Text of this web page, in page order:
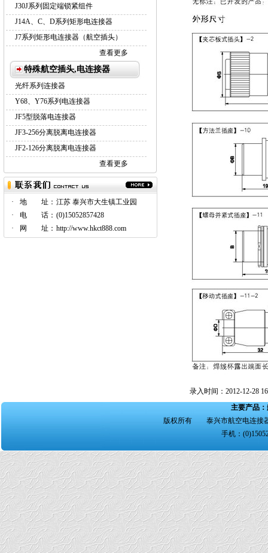
J30J系列固定端锁紧组件
J14A、C、D系列矩形电连接器
J7系列矩形电连接器（航空插头）
查看更多
特殊航空插头,电连接器
光纤系列连接器
Y68、Y76系列电连接器
JF5型脱落电连接器
JF3-256分离脱离电连接器
JF2-126分离脱离电连接器
查看更多
· 地 址： 江苏 泰兴市大生镇工业园
·
电 话： (0)15052857428
·
网 址： http://www.hkct888.com
录入时间：2012-12-28
主要产品：
版权所有 泰兴市航空电连接
手机：